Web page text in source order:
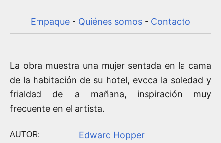
Empaque - Quiénes somos - Contacto
La obra muestra una mujer sentada en la cama
de la habitación de su hotel, evoca la soledad y
frialdad de la mañana, inspiración muy
frecuente en el artista.
AUTOR: Edward Hopper